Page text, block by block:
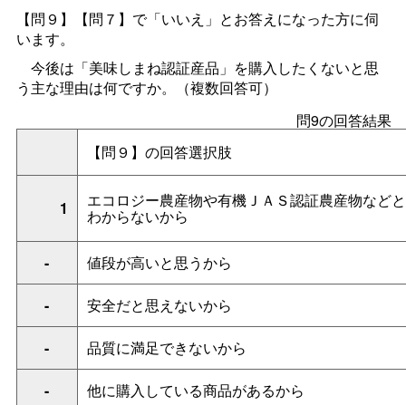
【問９】【問７】で「いいえ」とお答えになった方に伺
います。
今後は「美味しまね認証産品」を購入したくないと思
う主な理由は何ですか。（複数回答可）
問9の回答結果
【問９】の回答選択肢
1 エコロジー農産物や有機ＪＡＳ認証農産物など
わからないから
- 値段が高いと思うから
- 安全だと思えないから
- 品質に満足できないから
- 他に購入している商品があるから